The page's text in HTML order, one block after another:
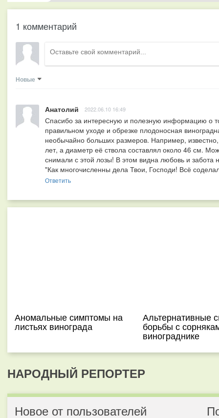
1 комментарий
Новые
Анатолий 2022.06.10 16:49
Спасибо за интересную и полезную информацию о
правильном уходе и обрезке плодоносная
необычайно больших размеров. Например,
лет, а диаметр её ствола составлял около 46 см.
снимали с этой лозы! В этом видна любовь и
"Как многочисленны дела Твои, Господи! Всё
Ответить
Аномальные симптомы на
листьях винограда
Альтернативные
борьбы с
винограднике
НАРОДНЫЙ РЕПОРТЕР
Новое от пользователей